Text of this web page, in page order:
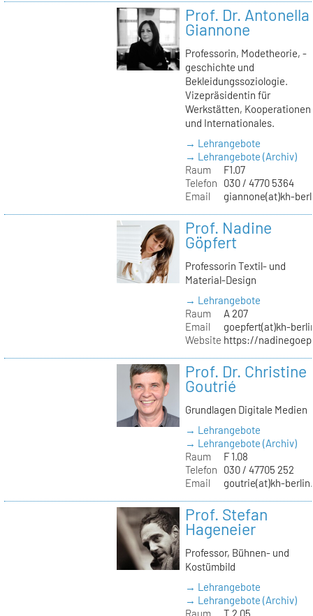
Prof. Dr. Antonella
Giannone
Professorin, Modetheorie, -
geschichte und
Bekleidungssoziologie.
Vizepräsidentin für
Werkstätten, Kooperationen
und Internationales.
→ Lehrangebote
→ Lehrangebote (Archiv)
Raum
F1.07
Telefon
030 / 4770 5364
Email
giannone(at)kh-
Prof. Nadine
Göpfert
Professorin Textil- und
Material-Design
→ Lehrangebote
Raum
A 207
Email
goepfert(at)kh-
Website https://
Prof. Dr. Christine
Goutrié
Grundlagen Digitale Medien
→ Lehrangebote
→ Lehrangebote (Archiv)
Raum
F 1.08
Telefon
030 / 47705 252
Email
goutrie(at)kh-
Prof. Stefan
Hageneier
Professor, Bühnen- und
Kostümbild
→ Lehrangebote
→ Lehrangebote (Archiv)
Raum
T 2.05